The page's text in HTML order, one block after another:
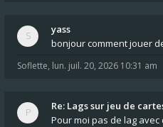
yass
bonjour comment jouer
Soflette, lun. juil. 20, 2026 10:31 am
Re: Lags sur jeu de
Pour moi pas de lag